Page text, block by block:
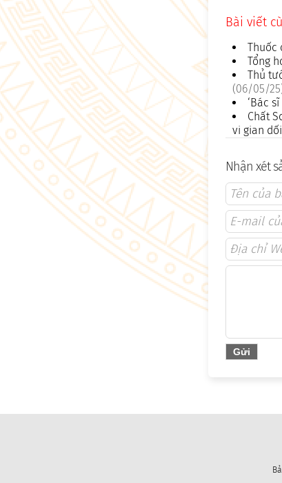
Bài viết
Thuốc
Tổng
Thủ
(06/05/
‘Bác
Chất
vi gian dối
Nhận xét